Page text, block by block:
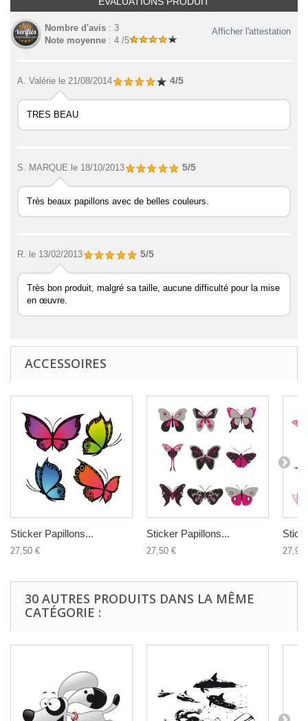
Nombre d'avis : 3
Note moyenne : 4 /5
Afficher l'attestation
A. Valérie le 21/08/2014 4/5
TRES BEAU
S. MARQUE le 18/10/2013 5/5
Très beaux papillons avec de belles couleurs.
R. le 13/02/2013 5/5
Très bon produit, malgré sa taille, aucune difficulté pour la mise
en œuvre.
ACCESSOIRES
Sticker Papillons...
27,50 €
Sticker Papillons...
27,50 € 27,90
30 AUTRES PRODUITS DANS LA MÊME
CATÉGORIE :